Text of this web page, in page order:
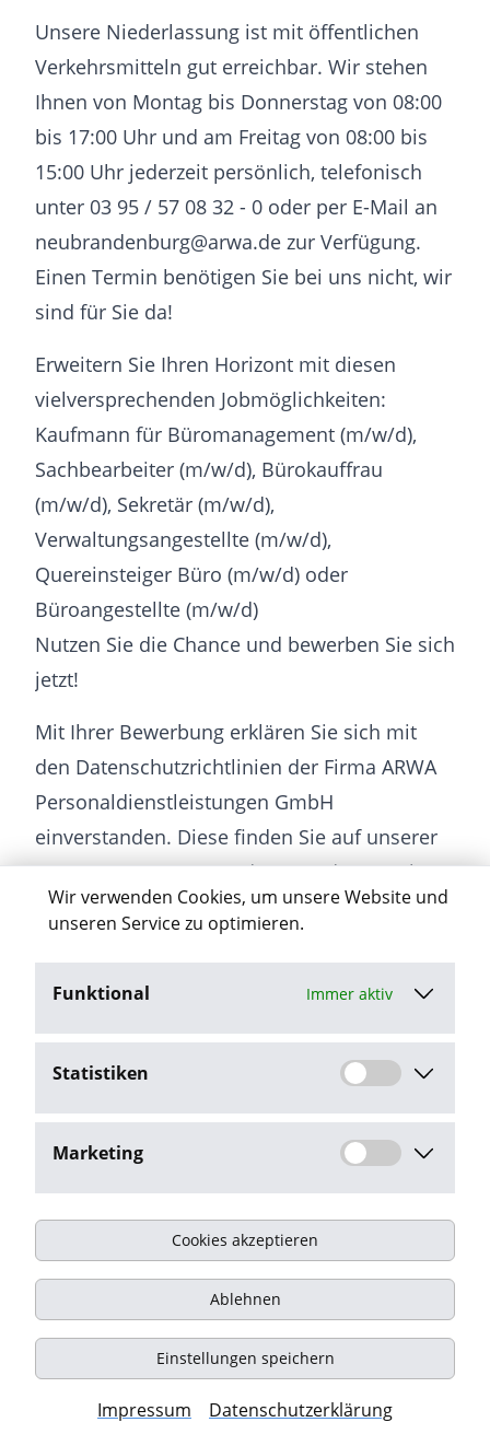
Wir verwenden Cookies, um unsere Website und
unseren Service zu optimieren.
Funktional Immer aktiv
Statistiken
Marketing
Cookies akzeptieren
Ablehnen
Einstellungen speichern
Impressum Datenschutzerklärung
Unsere Niederlassung ist mit öffentlichen
Verkehrsmitteln gut erreichbar. Wir stehen
Ihnen von Montag bis Donnerstag von 08:00
bis 17:00 Uhr und am Freitag von 08:00 bis
15:00 Uhr jederzeit persönlich, telefonisch
unter 03 95 / 57 08 32 - 0 oder per E-Mail an
neubrandenburg@arwa.de zur Verfügung.
Einen Termin benötigen Sie bei uns nicht, wir
sind für Sie da!
Erweitern Sie Ihren Horizont mit diesen
vielversprechenden Jobmöglichkeiten:
Kaufmann für Büromanagement (m/w/d),
Sachbearbeiter (m/w/d), Bürokauffrau
(m/w/d), Sekretär (m/w/d),
Verwaltungsangestellte (m/w/d),
Quereinsteiger Büro (m/w/d) oder
Büroangestellte (m/w/d)
Nutzen Sie die Chance und bewerben Sie sich
jetzt!
Mit Ihrer Bewerbung erklären Sie sich mit
den Datenschutzrichtlinien der Firma ARWA
Personaldienstleistungen GmbH
einverstanden. Diese finden Sie auf unserer
Homepage www.arwa.de unter dem Punkt
“Datenschutz”.
Impressum
Datenschutz
Kontakt